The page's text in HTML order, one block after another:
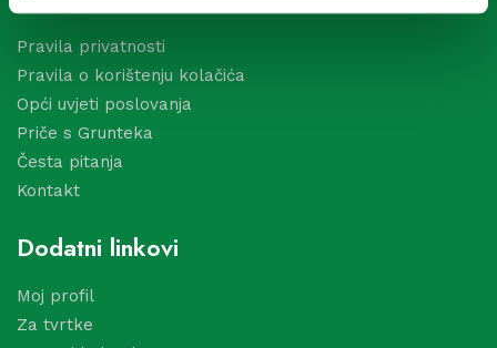
Pravila privatnosti
Pravila o korištenju kolačića
Opći uvjeti poslovanja
Priče s Grunteka
Česta pitanja
Kontakt
Dodatni linkovi
Moj profil
Za tvrtke